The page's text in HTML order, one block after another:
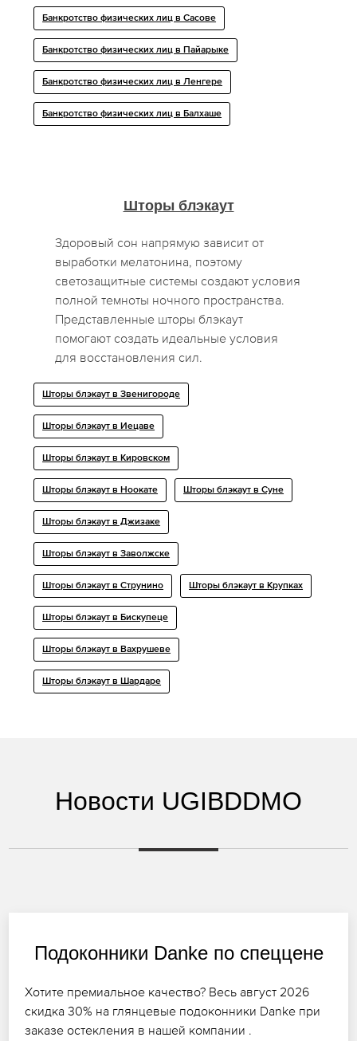
Банкротство физических лиц в Сасове
Банкротство физических лиц в Пайарыке
Банкротство физических лиц в Ленгере
Банкротство физических лиц в Балхаше
Шторы блэкаут
Здоровый сон напрямую зависит от
выработки мелатонина, поэтому
светозащитные системы создают условия
полной темноты ночного пространства.
Представленные шторы блэкаут
помогают создать идеальные условия
для восстановления сил.
Шторы блэкаут в Звенигороде
Шторы блэкаут в Иецаве
Шторы блэкаут в Кировском
Шторы блэкаут в Ноокате Шторы блэкаут в Суне
Шторы блэкаут в Джизаке
Шторы блэкаут в Заволжске
Шторы блэкаут в Струнино Шторы блэкаут в Крупках
Шторы блэкаут в Бискупеце
Шторы блэкаут в Вахрушеве
Шторы блэкаут в Шардаре
Новости UGIBDDMO
Подоконники Danke по спеццене
Хотите премиальное качество? Весь август 2026
скидка 30% на глянцевые подоконники Danke при
заказе остекления в нашей компании .